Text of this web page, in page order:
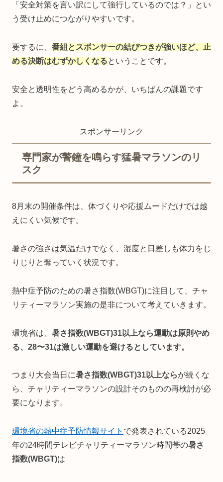
「安全対策を言い訳にして強行しているのでは？」とい
う受け止めにつながりやすいです。
要するに、 番組とスポンサーの結びつきが強いほど、止
める決断はむずかしくなるということです。
安全と透明性をどう高めるかが、いちばんの課題です
よ。
スポンサーリンク
専門家が警鐘を鳴らす猛暑マラソンのリ
スク
8月末の開催条件は、体づくりや応援ムードだけでは越
えにくい気候です。
暑さの強さは気温だけでなく、湿度と日差しも体力をじ
りじりと奪っていく状況です。
熱中症予防のための暑さ指数(WBGT)に注目して、チャ
リティーマラソン実施の是非について考えていきます。
環境省は、 暑さ指数(WBGT)31以上なら運動は原則やめ
る、28〜31は激しい運動を避けるとしています。
つまり大会当日に暑さ指数(WBGT)31以上ならが続くな
ら、チャリティーマラソンの設計そのものの再検討が必
要になります。
環境省の熱中症予防情報サイト で発表されている2025
年の24時間テレビチャリティーマラソン時間帯の暑さ
指数(WBGT)は